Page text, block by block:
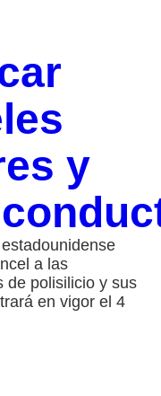
y
a las
de polisilicio y sus
en vigor el 4